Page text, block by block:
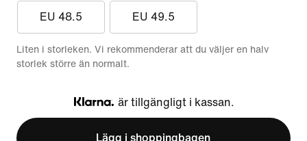
EU 48.5 EU 49.5
Liten i storleken. Vi rekommenderar att du väljer en halv
storlek större än normalt.
Klarna
är tillgängligt i kassan.
Lägg i shoppingbagen